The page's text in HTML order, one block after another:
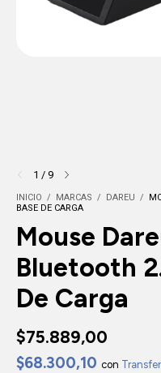
1 / 9
INICIO / MARCAS / DAREU /
BASE DE CARGA
Mouse
Bluetooth
De Carga
$75.889,00
$68.300,10 con